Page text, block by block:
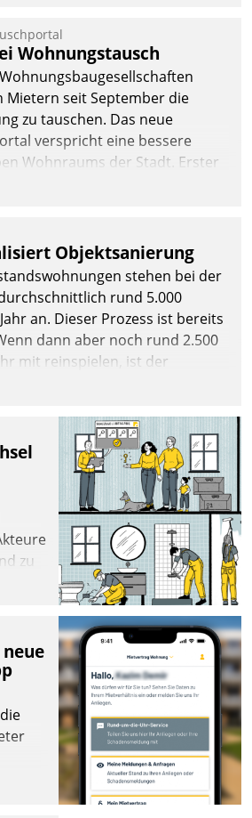
Wohnungstausch
Mietern seit September die
zu tauschen. Das neue
verspricht eine bessere
Wohnraums der Stadt. Erster
Lösung API-Hub mit
Objektsanierung
stehen bei der
rund 5.000
an. Dieser Prozess ist bereits
dann aber noch rund 2.500
mit reinspielen, ist der
immens. Im
daher
Berliner Datatrain GmbH den
digitalisiert.
zu